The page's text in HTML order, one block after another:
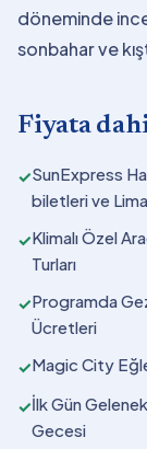
döneminde
sonbahar ve
Fiyata
✓SunExpress
biletleri ve
✓Klimalı Özel
Turları
✓Programda
Ücretleri
✓Magic City
✓İlk Gün
Gecesi